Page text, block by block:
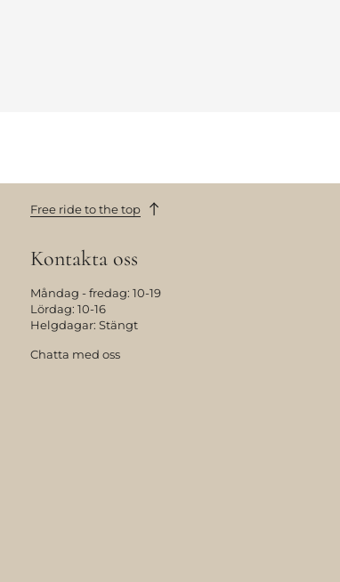
Free ride to the top
Kontakta oss
Måndag - fredag: 10-19
Lördag: 10-16
Helgdagar: Stängt
Chatta med oss